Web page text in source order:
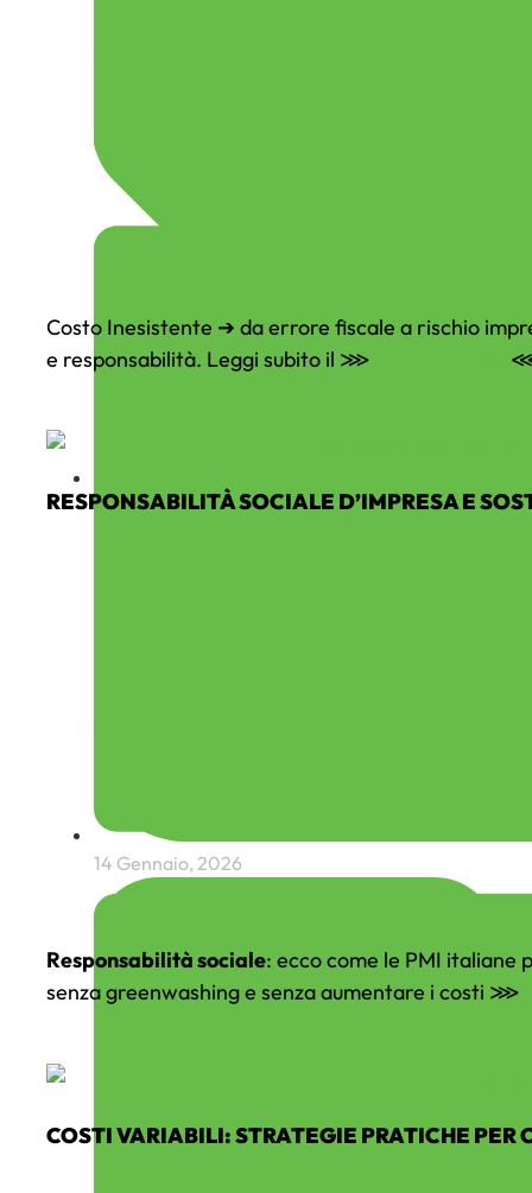
Business
14 Gennaio, 2026
Costo Inesistente ➔ da errore fiscale a rischio
e responsabilità. Leggi subito il ⋙
RESPONSABILITÀ SOCIALE D’IMPRESA E
Responsabilità sociale: ecco come le PMI italiane
senza greenwashing e senza aumentare i costi ⋙
COSTI VARIABILI: STRATEGIE PRATICHE PER